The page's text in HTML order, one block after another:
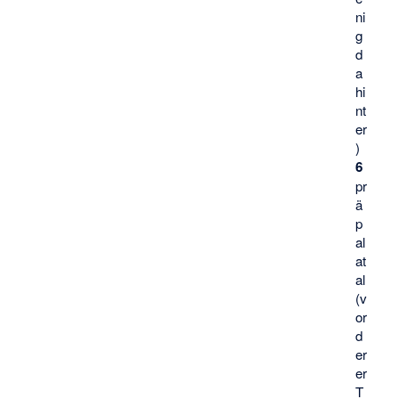
ni
g
d
a
hi
nt
er
)
6
pr
ä
p
al
at
al
(v
or
d
er
er
T